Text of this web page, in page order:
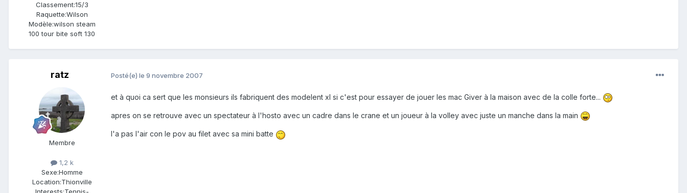
Classement:15/3
Raquette:Wilson
Modèle:wilson steam
100 tour bite soft 130
ratz
Membre
1,2 k
Sexe:Homme
Location:Thionville
Posté(e) le 9 novembre 2007
et à quoi ca sert que les monsieurs ils fabriquent des modelent xl si c'est pour essayer de jouer les mac Giver à la maison avec de la colle forte...
apres on se retrouve avec un spectateur à l'hosto avec un cadre dans le crane et un joueur à la volley avec juste un manche dans la main
l'a pas l'air con le pov au filet avec sa mini batte